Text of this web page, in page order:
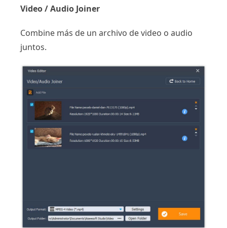
Video / Audio Joiner
Combine más de un archivo de video o audio
juntos.